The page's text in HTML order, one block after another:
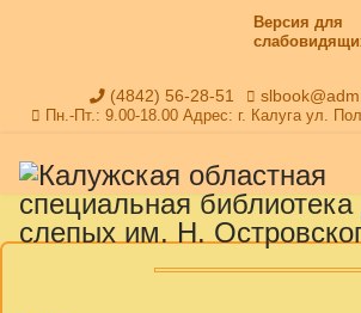
Версия для
(4842) 56-28-51
Пн.-Пт.: 9.00-18.00 Адрес: г. Калуга ул.